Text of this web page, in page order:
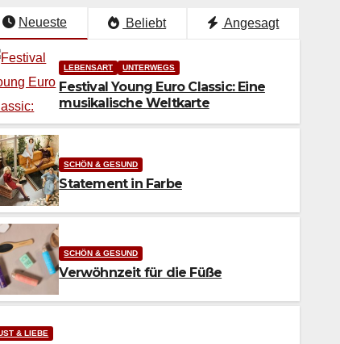
in Farbe
Neueste Beliebt Angesagt
LEBENSART UNTERWEGS
Festival Young Euro Classic: Eine
musikalische Weltkarte
SCHÖN & GESUND
Statement in Farbe
SCHÖN & GESUND
Verwöhnzeit für die Füße
& LIEBE